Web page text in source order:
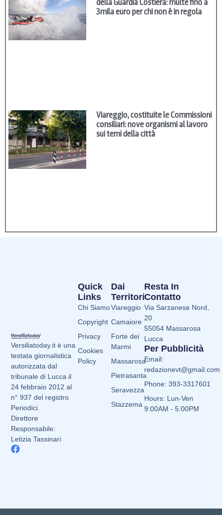
della Guardia Costiera: multe fino a
3mila euro per chi non è in regola
Viareggio, costituite le Commissioni
consiliari: nove organismi al lavoro
sui temi della città
Versiliatoday.it è una
testata giornalistica
autorizzata dal
tribunale di Lucca il
24 febbraio 2012 al
n° 937 del registro
Periodici.
Direttore
Responsabile:
Letizia Tassinari
Dai
Territori
Viareggio
Camaiore
Forte dei
Marmi
Massarosa
Pietrasanta
Seravezza
Stazzema
Quick
Links
Chi Siamo
Copyright
Privacy
Cookies
Policy
Resta In
Contatto
Via Sarzanese Nord,
20
55054 Massarosa
Lucca
Per Pubblicità
Email:
redazionevt@gmail.com
Phone: 393-3317601
Hours: Lun-Ven
9:00AM - 5:00PM